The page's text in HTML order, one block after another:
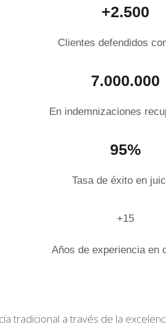
+2.500
Clientes defendidos
7.000.000
En indemnizaciones
95%
Tasa de éxito en
+15
Años de experiencia en
tradicional a través de la